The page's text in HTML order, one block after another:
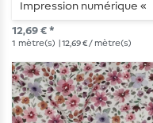
Impression numérique «
Petits bouquets de
» couleur Bleu pétrole
12,69 € *
1 mètre(s) | 12,69 € / mètre(s)